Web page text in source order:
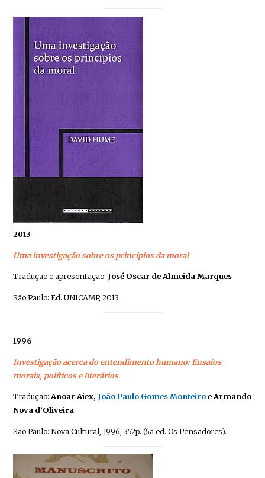
2013
Uma investigação sobre os princípios da moral
Tradução e apresentação: José Oscar de Almeida Marques
São Paulo: Ed. UNICAMP, 2013.
1996
Investigação acerca do entendimento humano: Ensaios
morais, políticos e literários
Tradução:Anoar Aiex, João Paulo Gomes Monteiroe Armando
Nova d’Oliveira.
São Paulo: Nova Cultural, 1996, 352p. (6a ed. Os Pensadores).